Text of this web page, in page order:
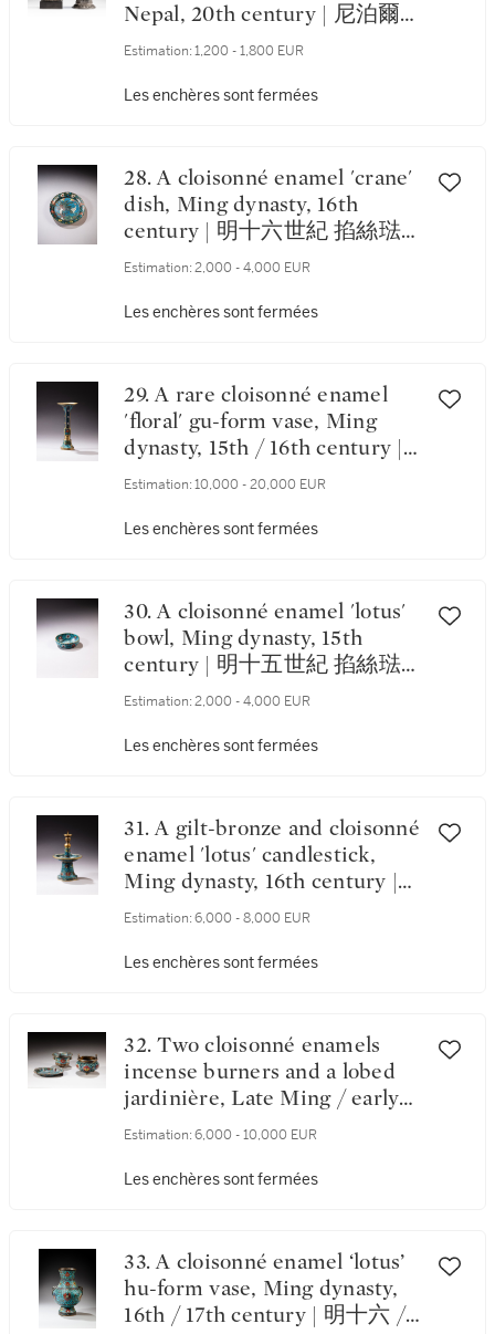
Nepal, 20th century | 尼泊爾
二十世紀 銀轉經筒及鐵象紋油
Estimation: 1,200 - 1,800 EUR
Les enchères sont fermées
28. A cloisonné enamel 'crane'
dish, Ming dynasty, 16th
century | 明十六世紀 掐絲琺
瑯雲鶴紋盤
Estimation: 2,000 - 4,000 EUR
Les enchères sont fermées
29. A rare cloisonné enamel
'floral' gu-form vase, Ming
dynasty, 15th / 16th century |
明十五 / 十六世紀 掐絲琺瑯花
Estimation: 10,000 - 20,000 EUR
Les enchères sont fermées
30. A cloisonné enamel 'lotus'
bowl, Ming dynasty, 15th
century | 明十五世紀 掐絲琺
瑯纏枝番蓮紋盌
Estimation: 2,000 - 4,000 EUR
Les enchères sont fermées
31. A gilt-bronze and cloisonné
enamel 'lotus' candlestick,
Ming dynasty, 16th century |
明十六世紀 掐絲琺瑯纏枝蓮紋
Estimation: 6,000 - 8,000 EUR
Les enchères sont fermées
32. Two cloisonné enamels
incense burners and a lobed
jardinière, Late Ming / early
Qing dynasty, 17th / 18th
八世紀 掐絲琺瑯三足爐及花盆
Estimation: 6,000 - 10,000 EUR
Les enchères sont fermées
33. A cloisonné enamel ‘lotus’
hu-form vase, Ming dynasty,
16th / 17th century | 明十六 /